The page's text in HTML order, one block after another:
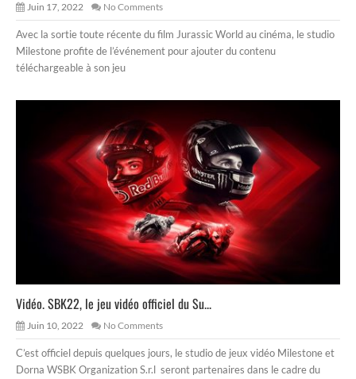
Juin 17, 2022 No Comments
Avec la sortie toute récente du film Jurassic World au cinéma, le studio
Milestone profite de l’événement pour ajouter du contenu
téléchargeable à son jeu
Vidéo. SBK22, le jeu vidéo officiel du Su...
Juin 10, 2022 No Comments
C’est officiel depuis quelques jours, le studio de jeux vidéo Milestone et
Dorna WSBK Organization S.r.l seront partenaires dans le cadre du